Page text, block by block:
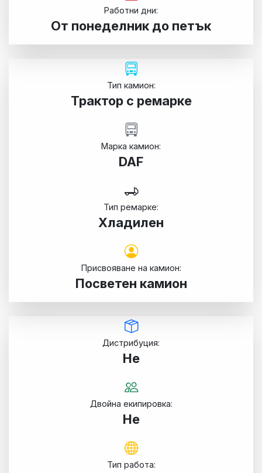
Работни дни:
От понеделник до петък
Тип камион:
Трактор с ремарке
Марка камион:
DAF
Тип ремарке:
Хладилен
Присвояване на камион:
Посветен камион
Дистрибуция:
Не
Двойна екипировка:
Не
Тип работа: